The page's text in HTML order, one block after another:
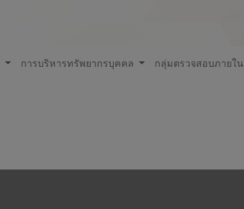
การบริหารทรัพยากรบุคคล กลุ่มตรวจสอบภายใน